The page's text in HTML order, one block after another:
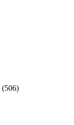
(506)